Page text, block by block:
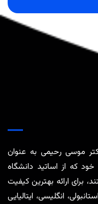
موسی رحیمی به عنوان
که از اساتید دانشگاه
برای ارائه بهترین کیفیت
انگلیسی، ایتالیایی